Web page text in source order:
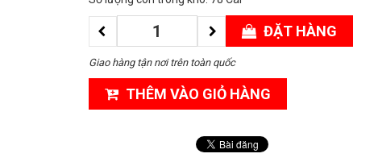
ĐẶT HÀNG
Giao hàng tận nơi trên toàn quốc
THÊM VÀO GIỎ HÀNG